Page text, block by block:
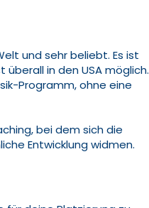
und sehr beliebt. Es ist
in den USA möglich.
Programm, ohne eine
bei dem sich die
Entwicklung widmen.